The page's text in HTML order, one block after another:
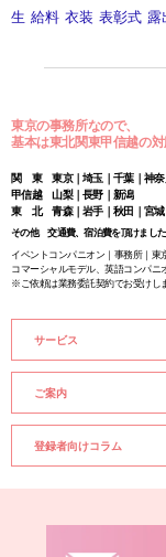
生 給料 衣装 表彰式 露
東京の事務所なので、
基本は東北関東甲信越の対
関 東 東京｜埼玉｜千葉｜神奈
甲信越 山梨｜長野｜新潟
東 北 青森｜岩手｜秋田｜宮城
その他 交通費、宿泊費を頂けました
イベントコンパニオン｜事務所｜東
コマーシャルモデル、英語コンパニ
※ご依頼は業務委託契約でお受けし
サービス
ご案内
登録者向けコラム